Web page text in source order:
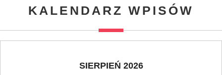
KALENDARZ WPISÓW
SIERPIEŃ 2026